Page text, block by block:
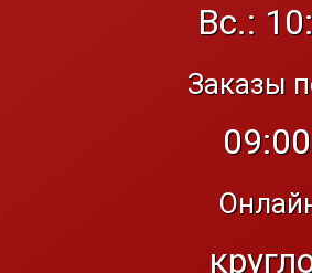
Вс.:
Заказы